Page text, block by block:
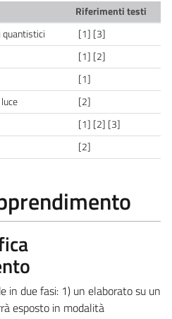
Riferimenti testi
quantistici
[1] [3]
[1] [2]
[1]
[2]
[1] [2] [3]
[2]
in due fasi: 1) un elaborato su un
esposto in modalità